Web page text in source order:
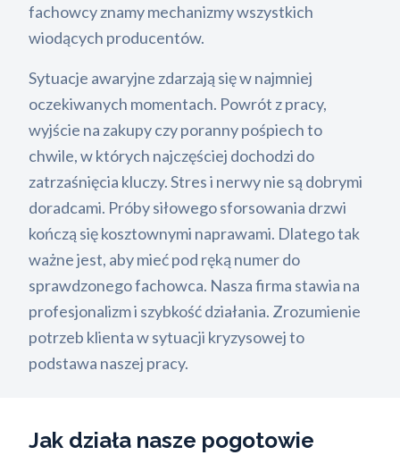
fachowcy znamy mechanizmy wszystkich
wiodących producentów.
Sytuacje awaryjne zdarzają się w najmniej
oczekiwanych momentach. Powrót z pracy,
wyjście na zakupy czy poranny pośpiech to
chwile, w których najczęściej dochodzi do
zatrzaśnięcia kluczy. Stres i nerwy nie są dobrymi
doradcami. Próby siłowego sforsowania drzwi
kończą się kosztownymi naprawami. Dlatego tak
ważne jest, aby mieć pod ręką numer do
sprawdzonego fachowca. Nasza firma stawia na
profesjonalizm i szybkość działania. Zrozumienie
potrzeb klienta w sytuacji kryzysowej to
podstawa naszej pracy.
Jak działa nasze pogotowie